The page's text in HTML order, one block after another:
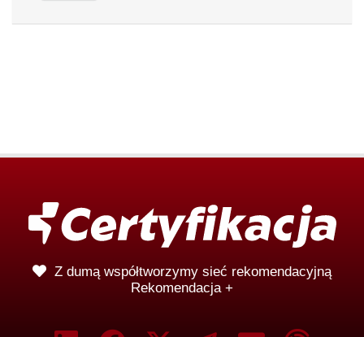
Z dumą współtworzymy sieć rekomendacyjną
Rekomendacja +